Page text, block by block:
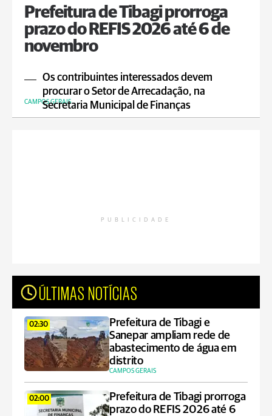
Prefeitura de Tibagi prorroga
prazo do REFIS 2026 até 6 de
novembro
Os contribuintes interessados devem
procurar o Setor de Arrecadação, na
Secretaria Municipal de Finanças
CAMPOS GERAIS
PUBLICIDADE
ÚLTIMAS NOTÍCIAS
02:30
Prefeitura de Tibagi e
Sanepar ampliam rede de
abastecimento de água em
distrito
CAMPOS GERAIS
02:00
Prefeitura de Tibagi prorroga
prazo do REFIS 2026 até 6